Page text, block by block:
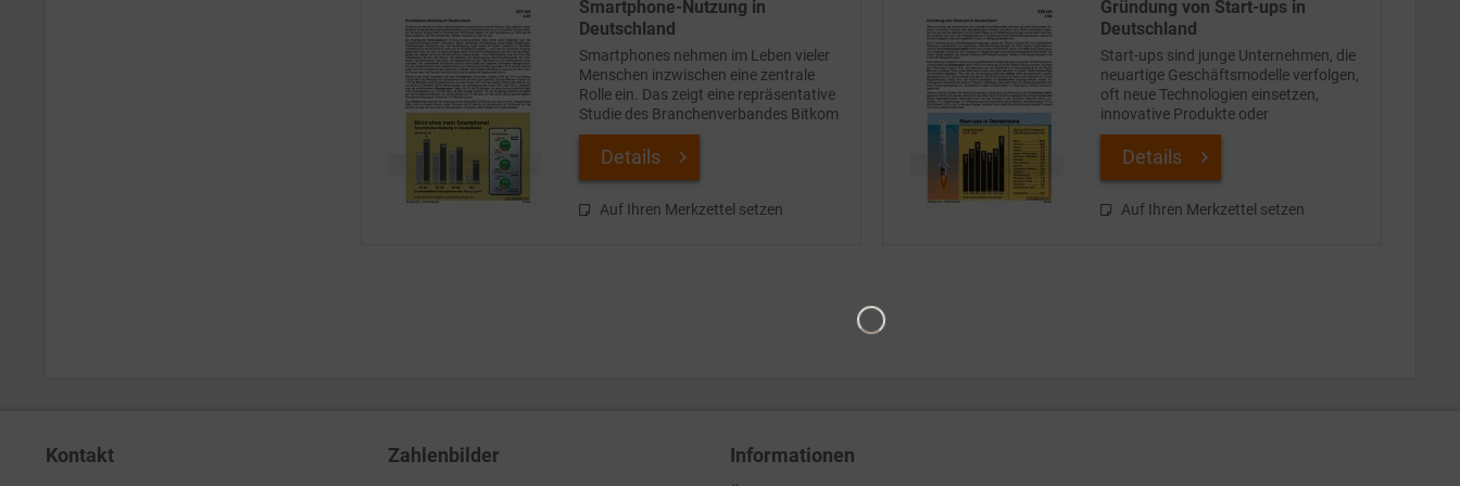
Smartphone-Nutzung in
Deutschland
Smartphones nehmen im Leben vieler
Menschen inzwischen eine zentrale
Rolle ein. Das zeigt eine repräsentative
Studie des Branchenverbandes Bitkom
zur Smartphone-Nutzung in
Deutschland. Danach brachten die
Details
Auf Ihren Merkzettel setzen
Gründung von Start-ups in
Deutschland
Start-ups sind junge Unternehmen, die
neuartige Geschäftsmodelle verfolgen,
oft neue Technologien einsetzen,
innovative Produkte oder
Dienstleistungen anbieten und damit
neue Märkte erschließen wollen. Sie sind
Details
Auf Ihren Merkzettel setzen
Kontakt Zahlenbilder Informationen